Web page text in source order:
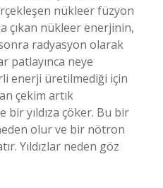
nükleer füzyon
çıkan nükleer enerjinin,
radyasyon olarak
patlayınca neye
enerji üretilmediği için
çekim artık
yıldıza çöker. Bu bir
olur ve bir nötron
Yıldızlar neden göz